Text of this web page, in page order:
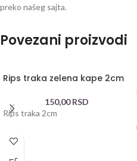
preko našeg sajta.
Povezani proizvodi
Rips traka zelena kape 2cm
150,00RSD
Rips traka 2cm